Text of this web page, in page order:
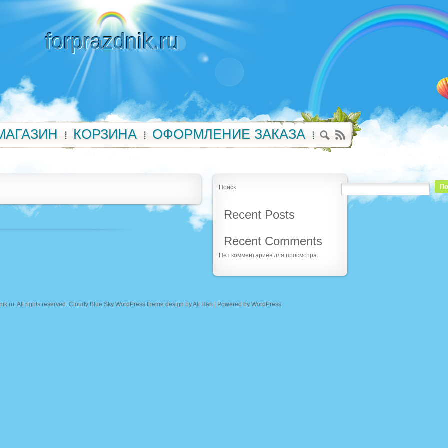
forprazdnik.ru
КОРЗИНА ОФОРМЛЕНИЕ ЗАКАЗА
Поиск
Recent Posts
Recent Comments
Нет комментариев для просмотра.
. All rights reserved. Cloudy Blue Sky WordPress theme design byAli Han | Powered by WordPress